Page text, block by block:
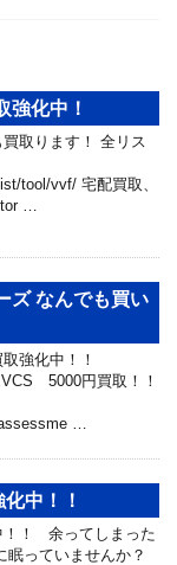
強化中！
取ります！ 全リス
tool/vvf/ 宅配買取、
…
ズ なんでも買い
強化中！！
5000円買取！！
…
中！！
！！ 余ってしまった
眠っていませんか？